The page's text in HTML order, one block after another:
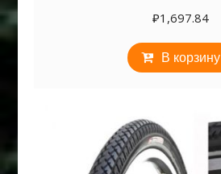
₽1,697.84
В корзину